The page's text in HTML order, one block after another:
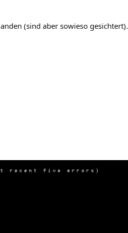
(sind aber sowieso gesichtert).